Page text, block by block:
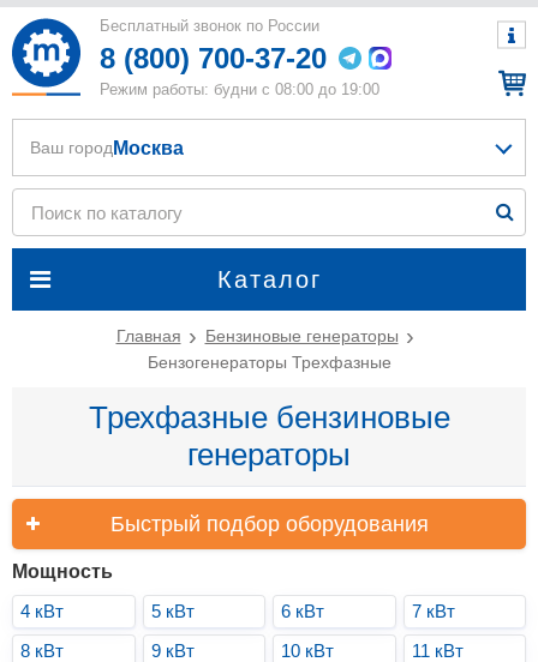
Бесплатный звонок по России
8 (800) 700-37-20
Режим работы: будни с 08:00 до 19:00
Каталог
Ваш город Москва
Главная
Бензиновые генераторы
Бензогенераторы Трехфазные
Трехфазные бензиновые
генераторы
Быстрый подбор оборудования
Мощность
4 кВт
5 кВт 6 кВт
7 кВт
8 кВт
9 кВт 10 кВт
11 кВт